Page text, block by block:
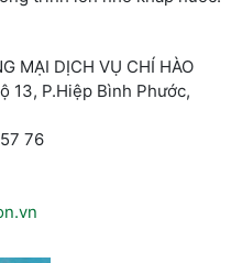
MẠI DỊCH VỤ CHÍ HÀO
13, P.Hiệp Bình Phước,
76